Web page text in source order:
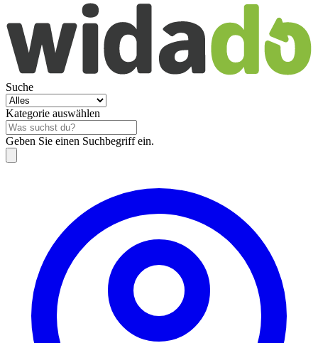
Suche
Kategorie auswählen
Geben Sie einen Suchbegriff ein.